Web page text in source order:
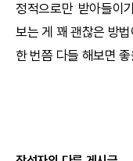
정적으로만 받아들이
보는 게 꽤 괜찮은 방
한 번쯤 다들 해보면